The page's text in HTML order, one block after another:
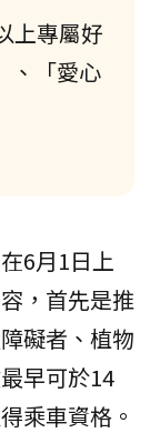
上專屬好
、「愛心
6月1日上
，首先是推
礙者、植物
早可於14
乘車資格。